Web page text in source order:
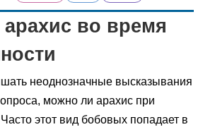
арахис во время
неоднозначные высказывания
можно ли арахис при
этот вид бобовых попадает в